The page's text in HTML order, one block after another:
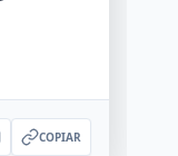
COPIAR